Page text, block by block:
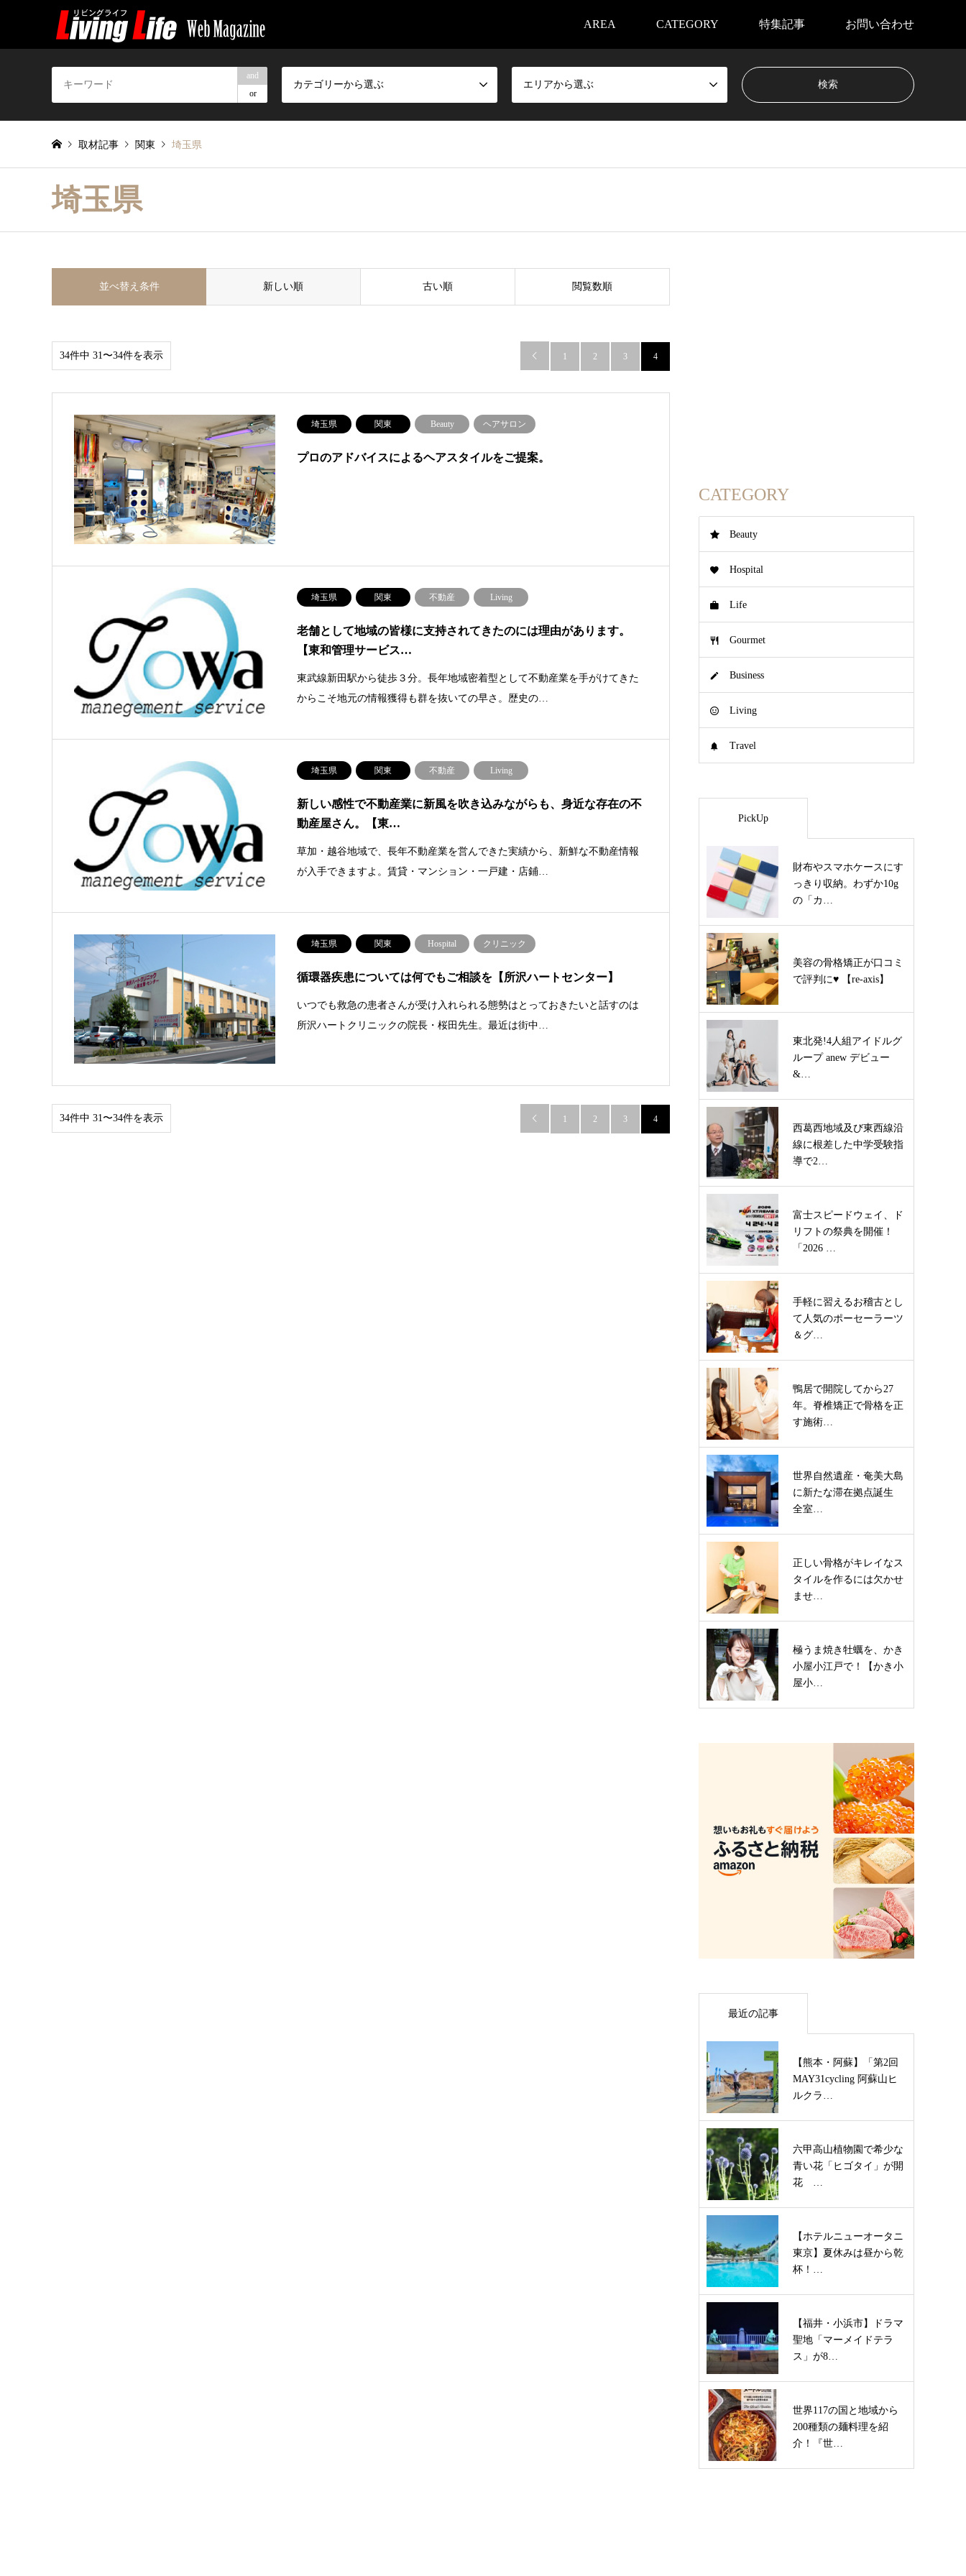
AREA CATEGORY 特集記事 お問い合わせ
and
or
カテゴリーから選ぶ エリアから選ぶ
取材記事 関東 埼玉県
埼玉県
並べ替え条件 新しい順 古い順 閲覧数順
34件中 31〜34件を表示  1 2 3 4
埼玉県 関東 Beauty ヘアサロン
プロのアドバイスによるヘアスタイルをご提案。
埼玉県 関東 不動産 Living
老舗として地域の皆様に支持されてきたのには理由があります。
【東和管理サービス…
東武線新田駅から徒歩３分。長年地域密着型として不動産業を手がけてきた
からこそ地元の情報獲得も群を抜いての早さ。歴史の…
埼玉県 関東 不動産 Living
新しい感性で不動産業に新風を吹き込みながらも、身近な存在の不
動産屋さん。【東…
草加・越谷地域で、長年不動産業を営んできた実績から、新鮮な不動産情報
が入手できますよ。賃貸・マンション・一戸建・店鋪…
埼玉県 関東 Hospital クリニック
循環器疾患については何でもご相談を【所沢ハートセンター】
いつでも救急の患者さんが受け入れられる態勢はとっておきたいと話すのは
所沢ハートクリニックの院長・桜田先生。最近は街中…
34件中 31〜34件を表示  1 2 3 4
CATEGORY
Beauty
Hospital
Life
Gourmet
Business
Living
Travel
PickUp
財布やスマホケースにす
っきり収納。わずか10g
の「カ…
美容の骨格矯正が口コミ
で評判に♥ 【re-axis】
東北発!4人組アイドルグ
ループ anew デビュー
&…
西葛西地域及び東西線沿
線に根差した中学受験指
導で2…
富士スピードウェイ、ド
リフトの祭典を開催！
「2026 …
手軽に習えるお稽古とし
て人気のポーセーラーツ
＆グ…
鴨居で開院してから27
年。脊椎矯正で骨格を正
す施術…
世界自然遺産・奄美大島
に新たな滞在拠点誕生
全室…
正しい骨格がキレイなス
タイルを作るには欠かせ
ませ…
極うま焼き牡蠣を、かき
小屋小江戸で！【かき小
屋小…
最近の記事
【熊本・阿蘇】「第2回
MAY31cycling 阿蘇山ヒ
ルクラ…
六甲高山植物園で希少な
青い花「ヒゴタイ」が開
花 …
【ホテルニューオータニ
東京】夏休みは昼から乾
杯！…
【福井・小浜市】ドラマ
聖地「マーメイドテラ
ス」が8…
世界117の国と地域から
200種類の麺料理を紹
介！『世…